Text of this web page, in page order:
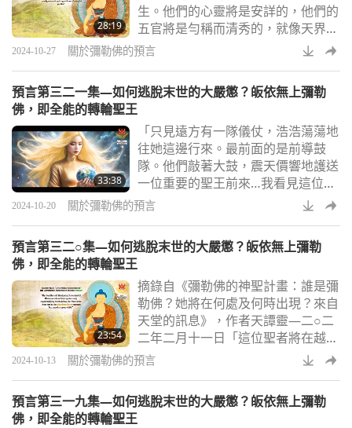
28:19
生。他們的心靈將是安詳的，他們的
五官將是勻稱而清秀的，就像天界的
青年一樣令人欽佩。」在我們的系列
節目中，我們已知悉備受尊崇的釋迦
正在經歷的末法時代，將會面臨的巨
惡魔將攫取許多靈魂。他宣布了充滿
希望的非凡訊息：就在他的法即將滅
盡時，最有力量的佛將會出現，指引
無數有情眾生抵達
2024-10-27 關於彌勒佛的預言
預言第三二一集—如何逃脫末世的大嚴懲？皈依無上彌勒
佛，即全能的轉輪聖王
33:38
「只見遠方有一隊儀仗，浩浩蕩蕩地
往她這邊行來。最前面的是前導鼓
隊。他們敲著大鼓，震天價響地護送
一位重要的聖王前來…我看見這位被
護送的聖王是清海無上師！」被困在
這個物質世界的靈性追尋者常常急切
這種苦難，並告訴他們如何回到天國
者？古往今來，救世主、佛或基督的
到來，都由能夠分辨神聖跡象的聖賢
和先知預言過。主耶穌基督（素食
者）的誕生已記載在星
2024-10-20 關於彌勒佛的預言
預言第三二○集—如何逃脫末世的大嚴懲？皈依無上彌勒
佛，即全能的轉輪聖王
23:54
摘錄自《彌勒佛的神聖計畫：誰是彌
勒佛？她將在何處及何時出現？來自
天堂的訊息》，作者天譚靈—二○二
二年二月十一日「這位聖者將在越南
出現，在適當的時候，孩子們，準備
好，迎接這降臨的時刻吧，彌勒佛的
的喜事。」許多一直跟隨我們最摯愛
2024-10-13 關於彌勒佛的預言
預言第三一九集—如何逃脫末世的大嚴懲？皈依無上彌勒
佛，即全能的轉輪聖王